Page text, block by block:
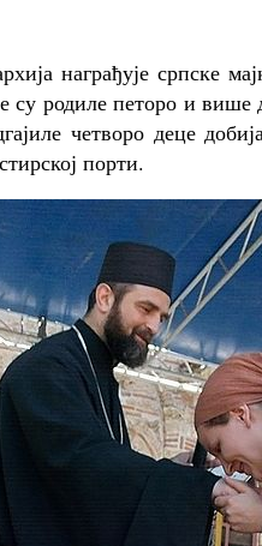
награђује српске
су родиле петоро и више
четворо деце
порти.